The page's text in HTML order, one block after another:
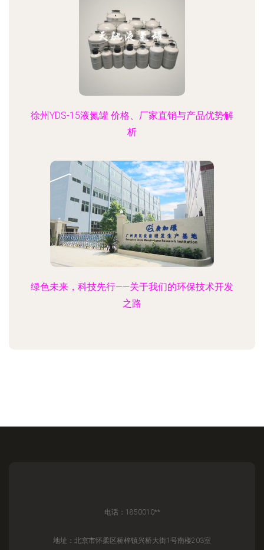
徐州YDS-15液氮罐 价格、厂家直销与产品优势解
析
绿色未来，科技先行——关于我们的环保技术开发
之路
电话：1850010**
地址：北京市怀柔区桥梓镇兴桥大街1号南楼203室